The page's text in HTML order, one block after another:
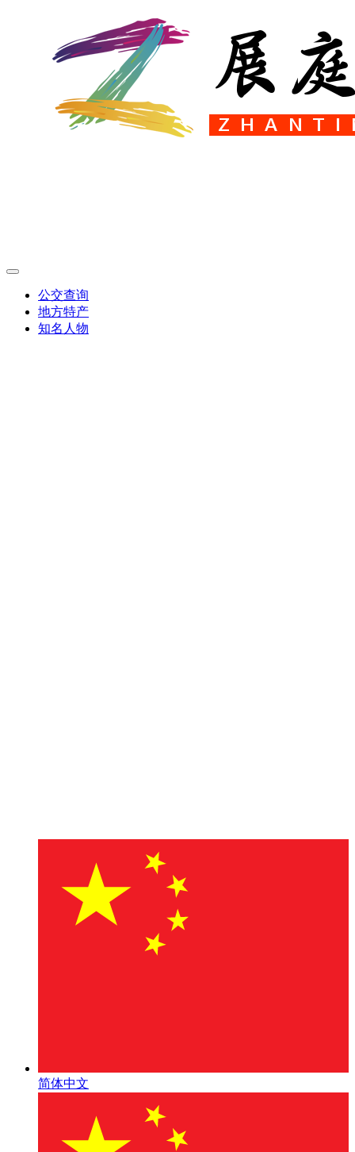
公交查询
地方特产
知名人物
简体中文